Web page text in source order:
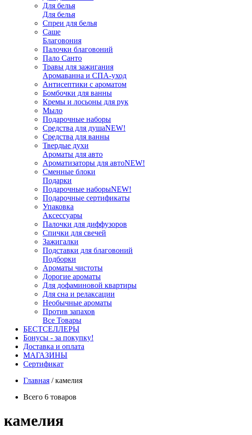
Для белья
Для белья
Спреи для белья
Саше
Благовония
Палочки благовоний
Пало Санто
Травы для зажигания
Аромаванна и СПА-уход
Антисептики с ароматом
Бомбочки для ванны
Кремы и лосьоны для рук
Мыло
Подарочные наборы
Средства для душаNEW!
Средства для ванны
Твердые духи
Ароматы для авто
Ароматизаторы для автоNEW!
Сменные блоки
Подарки
Подарочные наборыNEW!
Подарочные сертификаты
Упаковка
Аксессуары
Палочки для диффузоров
Спички для свечей
Зажигалки
Подставки для благовоний
Подборки
Ароматы чистоты
Дорогие ароматы
Для дофаминовой квартиры
Для сна и релаксации
Необычные ароматы
Против запахов
Все Товары
БЕСТСЕЛЛЕРЫ
Бонусы - за покупку!
Доставка и оплата
МАГАЗИНЫ
Cертификат
Главная /камелия
Всего 6 товаров
камелия